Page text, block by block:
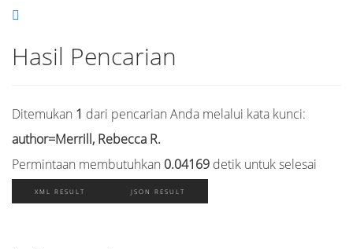
Hasil Pencarian
Ditemukan 1 dari pencarian Anda melalui kata kunci:
author=Merrill, Rebecca R.
Permintaan membutuhkan 0.04169 detik untuk selesai
XML RESULT JSON RESULT